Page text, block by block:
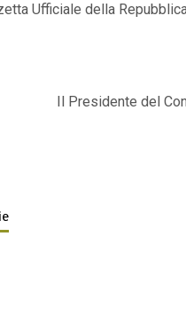
Ufficiale della
Il Presidente del